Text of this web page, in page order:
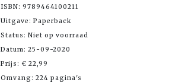
ISBN: 9789464100211
Uitgave: Paperback
Status: Niet op voorraad
Datum: 25-09-2020
Prijs: € 22,99
Omvang: 224 pagina's